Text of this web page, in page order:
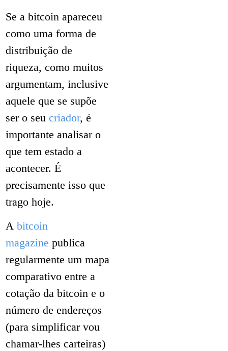
Se a bitcoin apareceu
como uma forma de
distribuição de
riqueza, como muitos
argumentam, inclusive
aquele que se supõe
ser o seu criador, é
importante analisar o
que tem estado a
acontecer. É
precisamente isso que
trago hoje.
A bitcoin
magazine publica
regularmente um mapa
comparativo entre a
cotação da bitcoin e o
número de endereços
(para simplificar vou
chamar-lhes carteiras)